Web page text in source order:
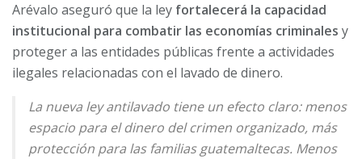
Arévalo aseguró que la ley fortalecerá la capacidad
institucional para combatir las economías criminales y
proteger a las entidades públicas frente a actividades
ilegales relacionadas con el lavado de dinero.
La nueva ley antilavado tiene un efecto claro: menos
espacio para el dinero del crimen organizado, más
protección para las familias guatemaltecas. Menos